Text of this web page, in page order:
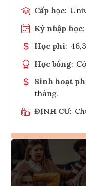
Cấp học:
Kỳ nhập học:
Học phí:
Học bổng: Có
Sinh hoạt
tháng.
ĐỊNH CƯ: